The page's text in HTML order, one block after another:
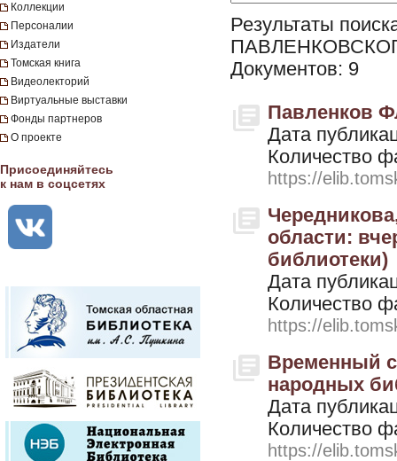
Коллекции
Персоналии
Издатели
Томская книга
Видеолекторий
Виртуальные выставки
Фонды партнеров
О проекте
Присоединяйтесь
к нам в соцсетях
Результаты
Документов: 9
Павленков
Дата
Количество
https://
области:
библиотеки)
Дата
Количество
https://
Временный
народных
Дата
Количество
https://